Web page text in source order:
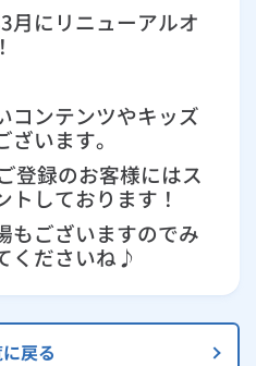
月にリニューアルオ
コンテンツやキッズ
います。
登録のお客様にはス
しております！
もございますのでみ
くださいね♪
戻る